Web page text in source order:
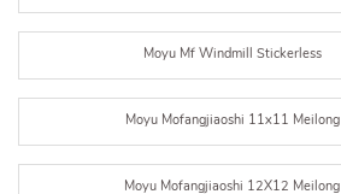
Moyu Mf Windmill Stickerless
Moyu Mofangjiaoshi 11x11 Meilong
Moyu Mofangjiaoshi 12X12 Meilong